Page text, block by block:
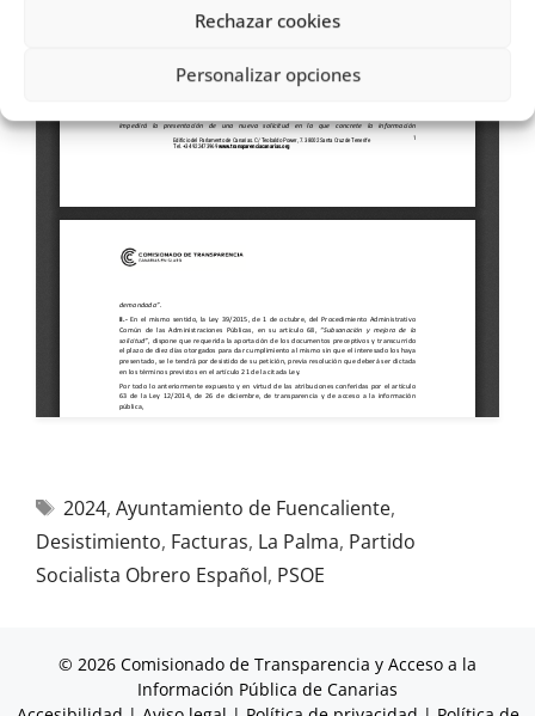
Rechazar cookies
Personalizar opciones
2024, Ayuntamiento de Fuencaliente,
Desistimiento, Facturas, La Palma, Partido
Socialista Obrero Español, PSOE
© 2026 Comisionado de Transparencia y Acceso a la
Información Pública de Canarias